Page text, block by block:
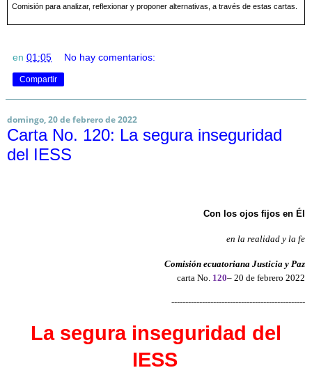
Comisión para analizar, reflexionar y proponer alternativas, a través de estas cartas.
en 01:05 No hay comentarios:
Compartir
domingo, 20 de febrero de 2022
Carta No. 120: La segura inseguridad
del IESS
Con los ojos fijos en Él
en la realidad y la fe
Comisión ecuatoriana Justicia y Paz
carta No. 120– 20 de febrero 2022
------------------------------------------------
La segura inseguridad del
IESS